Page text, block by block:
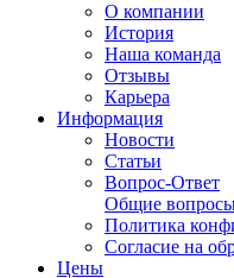
О компании
История
Наша команда
Отзывы
Карьера
Информация
Новости
Статьи
Вопрос-Ответ
Общие
Политика
Согласие на
Цены